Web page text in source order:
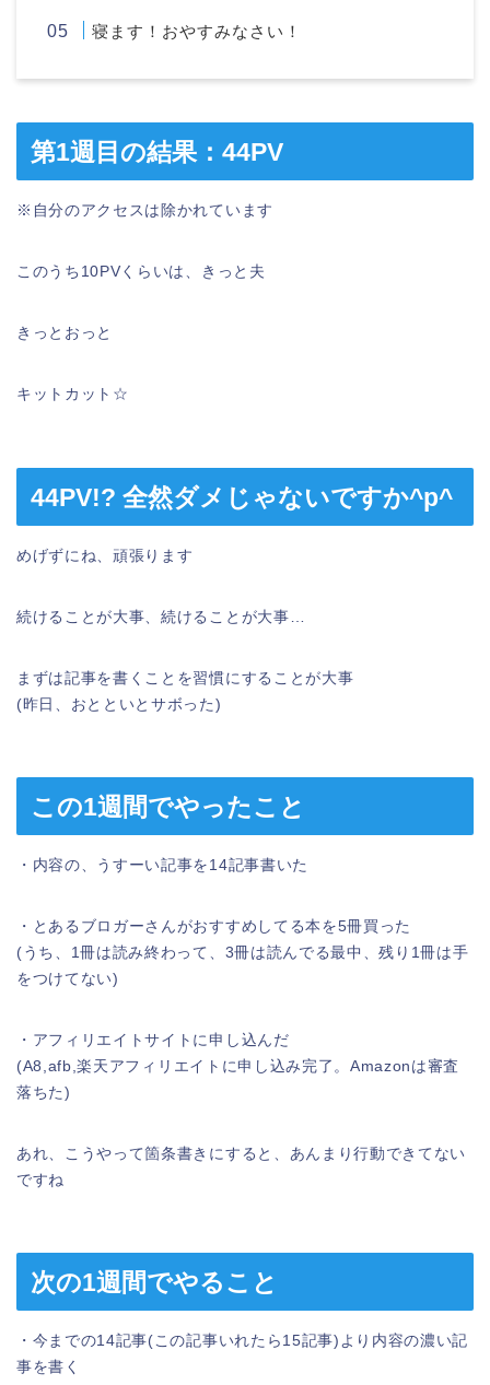
寝ます！おやすみなさい！
第1週目の結果：44PV
※自分のアクセスは除かれています
このうち10PVくらいは、きっと夫
きっとおっと
キットカット☆
44PV!? 全然ダメじゃないですか^p^
めげずにね、頑張ります
続けることが大事、続けることが大事…
まずは記事を書くことを習慣にすることが大事
(昨日、おとといとサボった)
この1週間でやったこと
・内容の、うすーい記事を14記事書いた
・とあるブロガーさんがおすすめしてる本を5冊買った
(うち、1冊は読み終わって、3冊は読んでる最中、残り1冊は手
をつけてない)
・アフィリエイトサイトに申し込んだ
(A8,afb,楽天アフィリエイトに申し込み完了。Amazonは審査
落ちた)
あれ、こうやって箇条書きにすると、あんまり行動できてない
ですね
次の1週間でやること
・今までの14記事(この記事いれたら15記事)より内容の濃い記
事を書く